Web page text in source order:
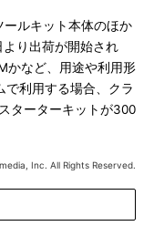
ルキット本体のほか
り出荷が開始され
かなど、用途や利用形
で利用する場合、クラ
ターターキットが300
Inc. All Rights Reserved.